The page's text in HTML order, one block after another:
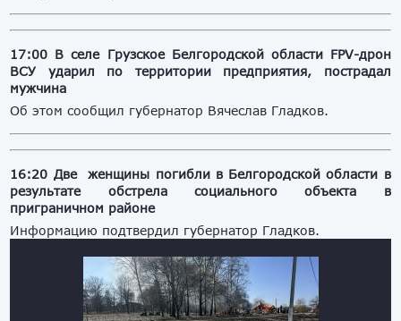
17:00 В селе Грузское Белгородской области FPV-дрон
ВСУ ударил по территории предприятия, пострадал
мужчина
Об этом сообщил губернатор Вячеслав Гладков.
16:20 Две женщины погибли в Белгородской области в
результате обстрела социального объекта в
приграничном районе
Информацию подтвердил губернатор Гладков.